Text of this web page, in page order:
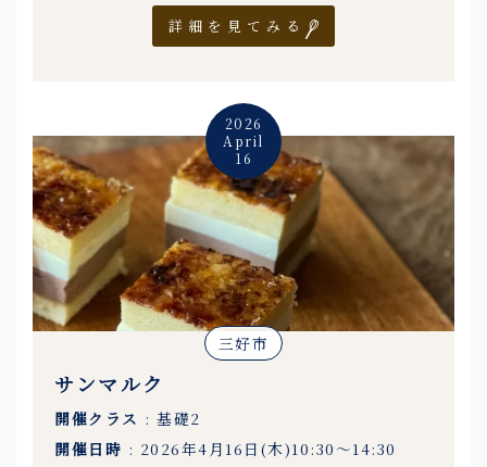
詳細を見てみる
2026
April
16
三好市
サンマルク
開催クラス : 基礎2
開催日時 : 2026年4月16日(木)10:30〜14:30